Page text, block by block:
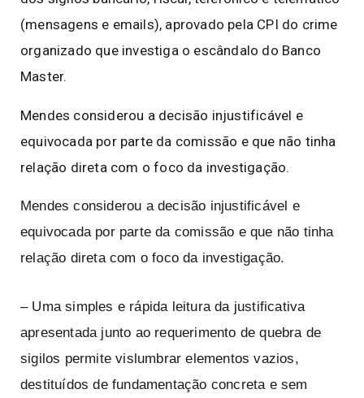
(mensagens e emails), aprovado pela CPI do crime
organizado que investiga o escândalo do Banco
Master.
Mendes considerou a decisão injustificável e
equivocada por parte da comissão e que não tinha
relação direta com o foco da investigação.
Mendes considerou a decisão injustificável e
equivocada por parte da comissão e que não tinha
relação direta com o foco da investigação.
– Uma simples e rápida leitura da justificativa
apresentada junto ao requerimento de quebra de
sigilos permite vislumbrar elementos vazios,
destituídos de fundamentação concreta e sem